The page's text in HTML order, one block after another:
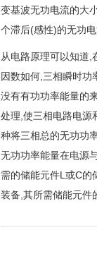
变基波无功电流的大
个滞后(感性)的无功
从电路原理可以知道,
因数如何,三相瞬时功
没有有功功率能量的
处理,使三相电路电源
种将三相总的无功功
无功功率能量在电源
需的储能元件L或C的
装备,其所需储能元件